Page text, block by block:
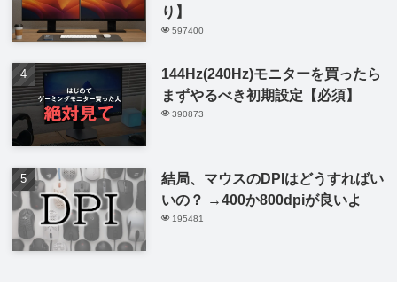
り】
597400
144Hz(240Hz)モニターを買ったら
まずやるべき初期設定【必須】
390873
結局、マウスのDPIはどうすればい
いの？ →400か800dpiが良いよ
195481